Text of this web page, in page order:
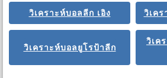
วิเคราะห์บอลลีก เอิง วิเค
วิเคราะห์บอลยูโรป้าลีก
วิเค